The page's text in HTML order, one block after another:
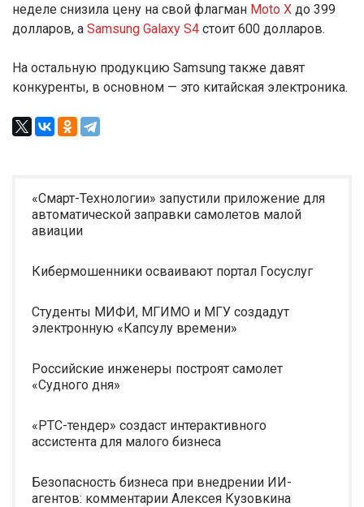
неделе снизила цену на свой флагман Moto X до 399
долларов, а Samsung Galaxy S4 стоит 600 долларов.
На остальную продукцию Samsung также давят
конкуренты, в основном — это китайская электроника.
«Смарт-Технологии» запустили приложение для
автоматической заправки самолетов малой
авиации
Кибермошенники осваивают портал Госуслуг
Студенты МИФИ, МГИМО и МГУ создадут
электронную «Капсулу времени»
Российские инженеры построят самолет
«Судного дня»
«РТС-тендер» создаст интерактивного
ассистента для малого бизнеса
Безопасность бизнеса при внедрении ИИ-
агентов: комментарии Алексея Кузовкина